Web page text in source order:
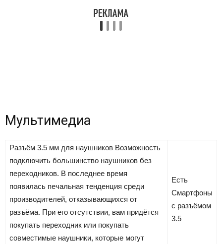
Мультимедиа
Разъём 3.5 мм для наушников Возможность
подключить большинство наушников без
переходников. В последнее время
появилась печальная тенденция среди
производителей, отказывающихся от
разъёма. При его отсутствии, вам придётся
покупать переходник или покупать
совместимые наушники, которые могут
Есть
Смартфоны
с разъёмом
3.5